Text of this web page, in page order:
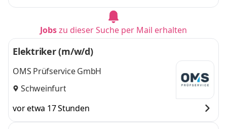
Jobszu dieser Suche per Mail erhalten
Elektriker (m/w/d)
OMS Prüfservice GmbH
Schweinfurt
vor etwa 17 Stunden